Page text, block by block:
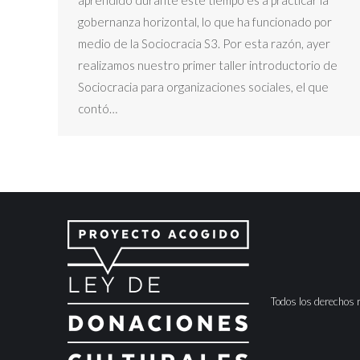
gobernanza horizontal, lo que ha funcionado por
medio de la Sociocracia S3. Por esta razón, ayer
realizamos nuestro primer taller introductorio de
Sociocracia para organizaciones sociales, el que
contó…
Todos los derechos